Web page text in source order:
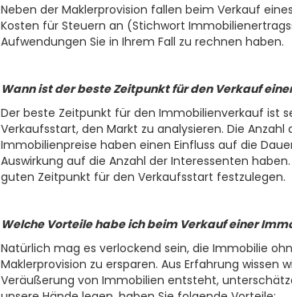
Neben der Maklerprovision fallen beim Verkauf
Kosten für Steuern an (Stichwort
Aufwendungen Sie in Ihrem Fall zu rechnen haben.
Wann ist der beste Zeitpunkt für den Verkauf
Der beste Zeitpunkt für den Immobilienverkauf ist
Verkaufsstart, den Markt zu analysieren. Die
Immobilienpreise haben einen Einfluss auf die
Auswirkung auf die Anzahl der Interessenten
guten Zeitpunkt für den Verkaufsstart festzulegen.
Welche Vorteile habe ich beim Verkauf einer
Natürlich mag es verlockend sein, die Immobilie
Maklerprovision zu ersparen. Aus Erfahrung
Veräußerung von Immobilien entsteht,